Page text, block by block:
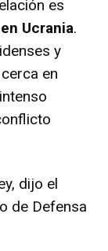
es
Ucrania.
y
en
dijo el
de Defensa